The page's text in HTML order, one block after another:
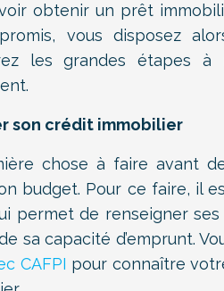
obtenir un prêt
vous disposez
les grandes étapes
son crédit immobilier
chose à faire avant
budget. Pour ce faire, il
permet de renseigner
sa capacité d’emprunt.
CAFPI pour connaître